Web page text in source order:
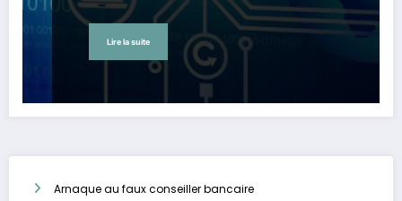
Lire la suite
Arnaque au faux conseiller bancaire